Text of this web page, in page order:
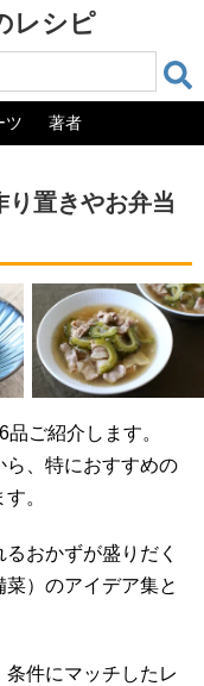
レシピ
ツ 著者
り置きやお弁当
ご紹介します。
ら、特におすすめの
。
おかずが盛りだく
）のアイデア集と
件にマッチしたレ